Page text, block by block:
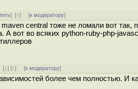
][↑] [к модератору]
central тоже не ломали вот так,
А вот во всяких python-ruby-php-
[↓] [↑] [к модератору]
более чем полностью. И